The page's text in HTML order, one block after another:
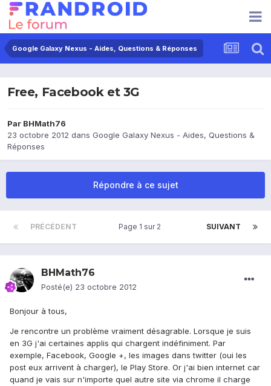
Google Galaxy Nexus - Aides, Questions & Réponses
Free, Facebook et 3G
Par BHMath76
23 octobre 2012 dans Google Galaxy Nexus - Aides, Questions &
Réponses
Répondre à ce sujet
PRÉCÉDENT SUIVANT
Page 1 sur 2
BHMath76
Posté(e) 23 octobre 2012
Bonjour à tous,
Je rencontre un problème vraiment désagrable. Lorsque je suis
en 3G j'ai certaines applis qui chargent indéfiniment. Par
exemple, Facebook, Google +, les images dans twitter (oui les
post eux arrivent à charger), le Play Store. Or j'ai bien internet car
quand je vais sur n'importe quel autre site via chrome il charge